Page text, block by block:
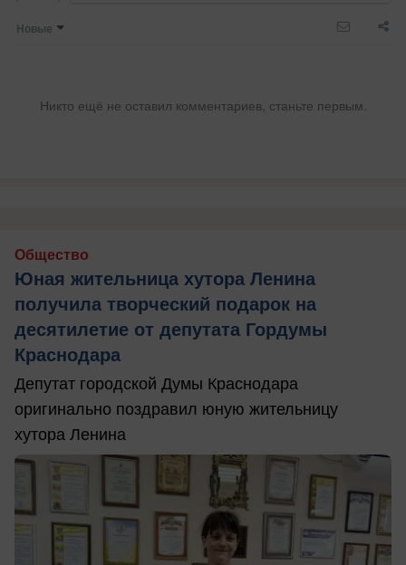
Новые
Никто ещё не оставил комментариев, станьте первым.
Общество
Юная жительница хутора Ленина
получила творческий подарок на
десятилетие от депутата Гордумы
Краснодара
Депутат городской Думы Краснодара
оригинально поздравил юную жительницу
хутора Ленина